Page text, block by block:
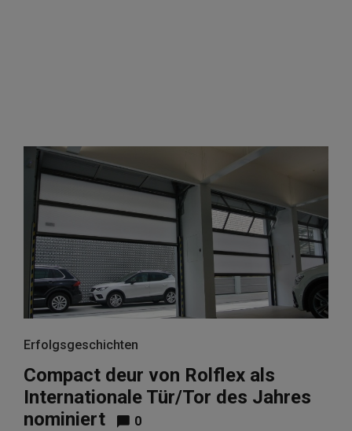
Erfolgsgeschichten
Compact deur von Rolflex als
Internationale Tür/Tor des Jahres
nominiert
0